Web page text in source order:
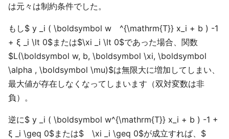
は元々は制約条件でした。
もし$ y _i ( \boldsymbol w ^{\mathrm{T}} x_i + b ) -1
+ ξ _i \lt 0$または$\xi _i \lt 0$であった場合、関数
$L(\boldsymbol w, b, \boldsymbol \xi, \boldsymbol
\alpha , \boldsymbol \mu)$は無限大に増加してしまい、
最大値が存在しなくなってしまいます（双対変数は非
負）。
逆に$ y _i ( \boldsymbol w^{\mathrm{T}} x_i + b ) -1 +
ξ _i \geq 0$または$ \xi _i \geq 0$が成立すれば、$